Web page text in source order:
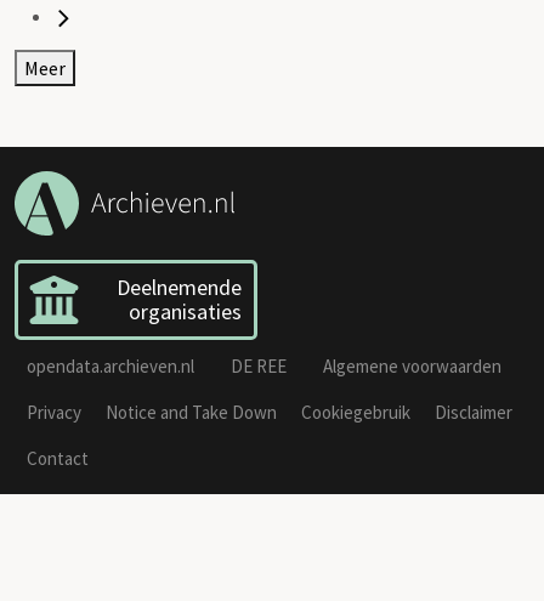
Meer
Deelnemende
organisaties
opendata.archieven.nl DE REE
Algemene voorwaarden
Privacy
Notice and Take Down Cookiegebruik
Disclaimer
Contact